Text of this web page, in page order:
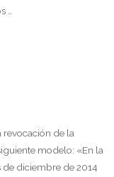
…
revocación de la
modelo: «En la
de diciembre de 2014